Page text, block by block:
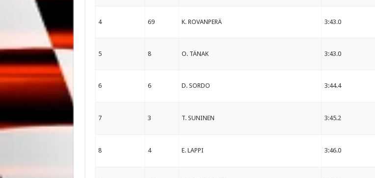
4 69 K. ROVANPERÄ 3:43.0
5 8 O. TÄNAK 3:43.0
6 6 D. SORDO 3:44.4
7 3 T. SUNINEN 3:45.2
8 4 E. LAPPI 3:46.0